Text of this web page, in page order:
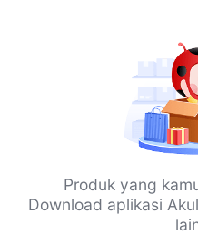
Produk yang
Download aplikasi